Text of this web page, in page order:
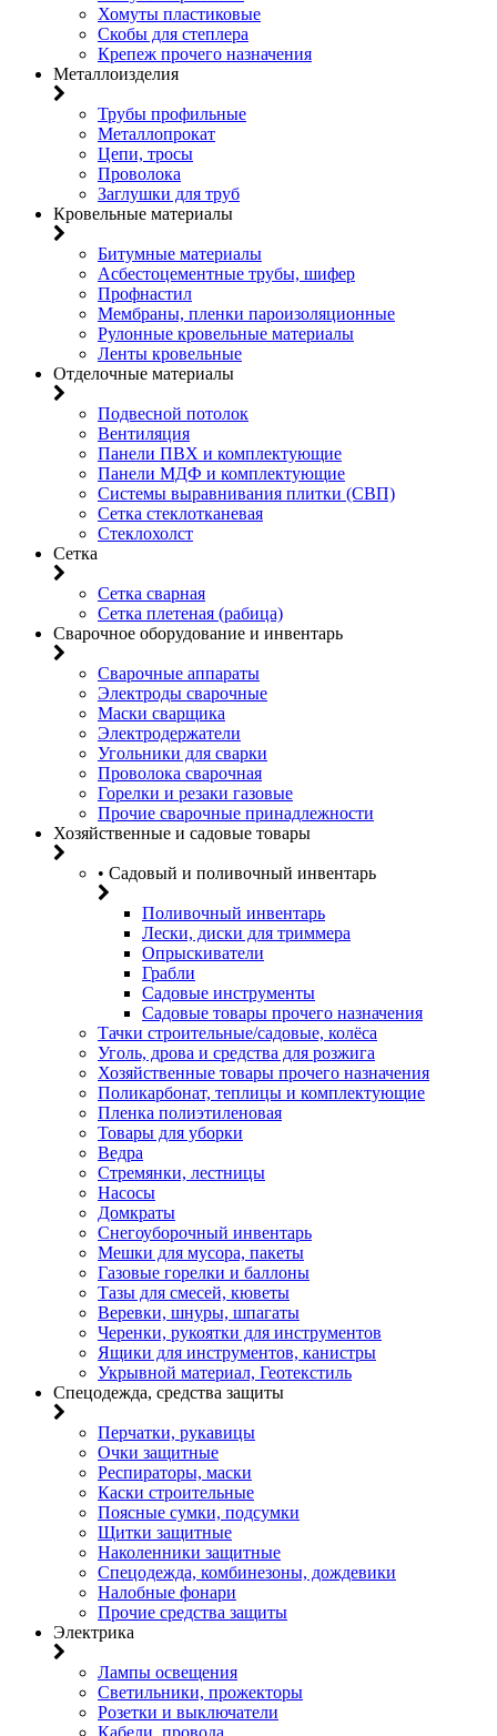
Хомуты пластиковые
Скобы для степлера
Крепеж прочего назначения
Металлоизделия
Трубы профильные
Металлопрокат
Цепи, тросы
Проволока
Заглушки для труб
Кровельные материалы
Битумные материалы
Асбестоцементные трубы, шифер
Профнастил
Мембраны, пленки пароизоляционные
Рулонные кровельные материалы
Ленты кровельные
Отделочные материалы
Подвесной потолок
Вентиляция
Панели ПВХ и комплектующие
Панели МДФ и комплектующие
Системы выравнивания плитки (СВП)
Сетка стеклотканевая
Стеклохолст
Сетка
Сетка сварная
Сетка плетеная (рабица)
Сварочное оборудование и инвентарь
Сварочные аппараты
Электроды сварочные
Маски сварщика
Электродержатели
Угольники для сварки
Проволока сварочная
Горелки и резаки газовые
Прочие сварочные принадлежности
Хозяйственные и садовые товары
• Садовый и поливочный инвентарь
Поливочный инвентарь
Лески, диски для триммера
Опрыскиватели
Грабли
Садовые инструменты
Садовые товары прочего назначения
Тачки строительные/садовые, колёса
Уголь, дрова и средства для розжига
Хозяйственные товары прочего назначения
Поликарбонат, теплицы и комплектующие
Пленка полиэтиленовая
Товары для уборки
Ведра
Стремянки, лестницы
Насосы
Домкраты
Снегоуборочный инвентарь
Мешки для мусора, пакеты
Газовые горелки и баллоны
Тазы для смесей, кюветы
Веревки, шнуры, шпагаты
Черенки, рукоятки для инструментов
Ящики для инструментов, канистры
Укрывной материал, Геотекстиль
Спецодежда, средства защиты
Перчатки, рукавицы
Очки защитные
Респираторы, маски
Каски строительные
Поясные сумки, подсумки
Щитки защитные
Наколенники защитные
Спецодежда, комбинезоны, дождевики
Налобные фонари
Прочие средства защиты
Электрика
Лампы освещения
Светильники, прожекторы
Розетки и выключатели
Кабели, провода